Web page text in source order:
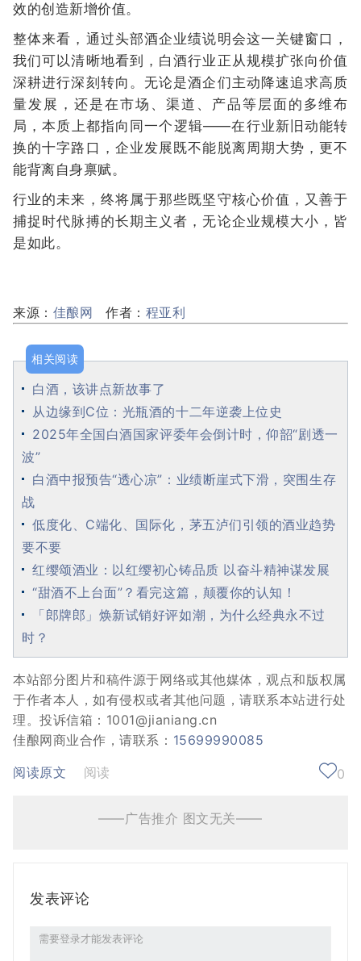
效的创造新增价值。
整体来看，通过头部酒企业绩说明会这一关键窗口，
我们可以清晰地看到，白酒行业正从规模扩张向价值
深耕进行深刻转向。无论是酒企们主动降速追求高质
量发展，还是在市场、渠道、产品等层面的多维布
局，本质上都指向同一个逻辑——在行业新旧动能转
换的十字路口，企业发展既不能脱离周期大势，更不
能背离自身禀赋。
行业的未来，终将属于那些既坚守核心价值，又善于
捕捉时代脉搏的长期主义者，无论企业规模大小，皆
是如此。
来源： 佳酿网 作者： 程亚利
相关阅读
白酒，该讲点新故事了
从边缘到C位：光瓶酒的十二年逆袭上位史
2025年全国白酒国家评委年会倒计时，仰韶“剧透一
波”
白酒中报预告“透心凉”：业绩断崖式下滑，突围生存
战
低度化、C端化、国际化，茅五泸们引领的酒业趋势
要不要
红缨颂酒业：以红缨初心铸品质 以奋斗精神谋发展
“甜酒不上台面”？看完这篇，颠覆你的认知！
「郎牌郎」焕新试销好评如潮，为什么经典永不过
时？
本站部分图片和稿件源于网络或其他媒体，观点和版权属
于作者本人，如有侵权或者其他问题，请联系本站进行处
理。投诉信箱：1001@jianiang.cn
佳酿网商业合作，请联系： 15699990085
阅读原文
阅读 0
——广告推介 图文无关——
发表评论